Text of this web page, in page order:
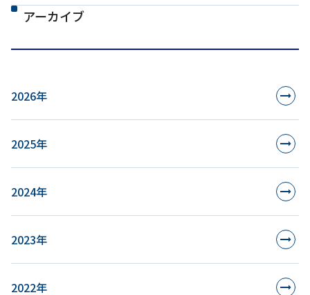
アーカイブ
2026年
2025年
2024年
2023年
2022年